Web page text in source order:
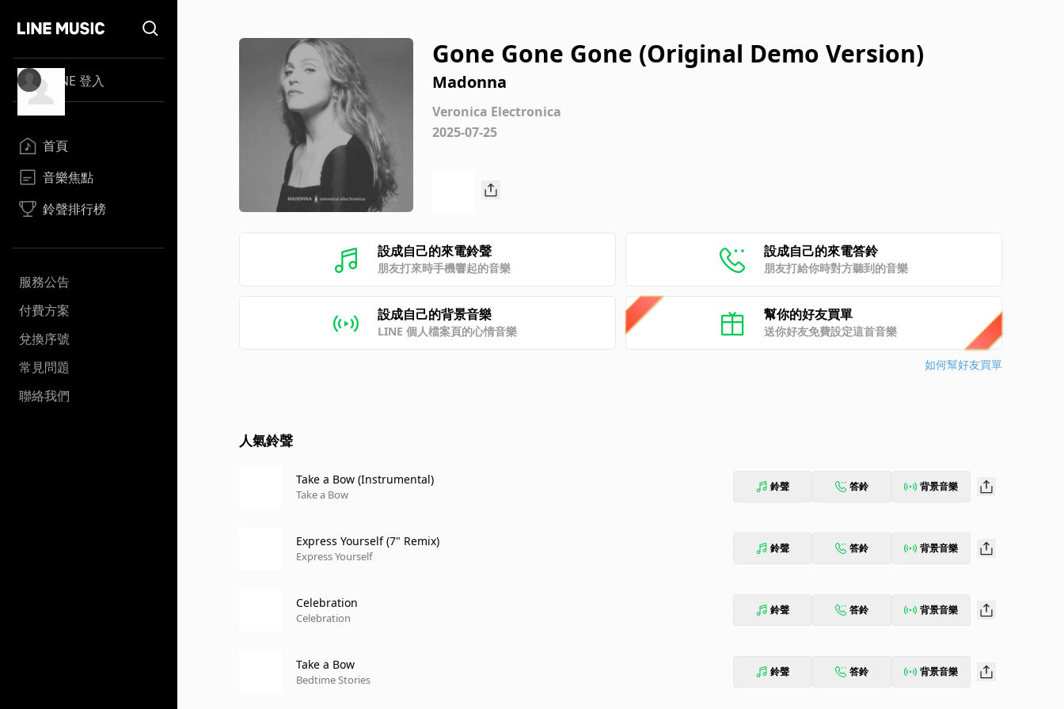
LINE 登入
首頁
音樂焦點
鈴聲排行榜
服務公告
付費方案
兌換序號
常見問題
聯絡我們
Gone Gone Gone (Original Demo Version)
Madonna
Veronica Electronica
2025-07-25
設成自己的來電鈴聲
朋友打來時手機響起的音樂
設成自己的來電答鈴
朋友打給你時對方聽到的音樂
設成自己的背景音樂
LINE 個人檔案頁的心情音樂
幫你的好友買單
送你好友免費設定這首音樂
如何幫好友買單
人氣鈴聲
Take a Bow (Instrumental)
Take a Bow
鈴聲 答鈴 背景音樂
Express Yourself (7" Remix)
Express Yourself
鈴聲 答鈴 背景音樂
Celebration
Celebration
鈴聲 答鈴 背景音樂
Take a Bow
Bedtime Stories
鈴聲 答鈴 背景音樂